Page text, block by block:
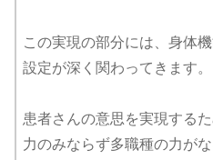
この実現の部分には、身体
設定が深く関わってきます。
患者さんの意思を実現する
力のみならず多職種の力が